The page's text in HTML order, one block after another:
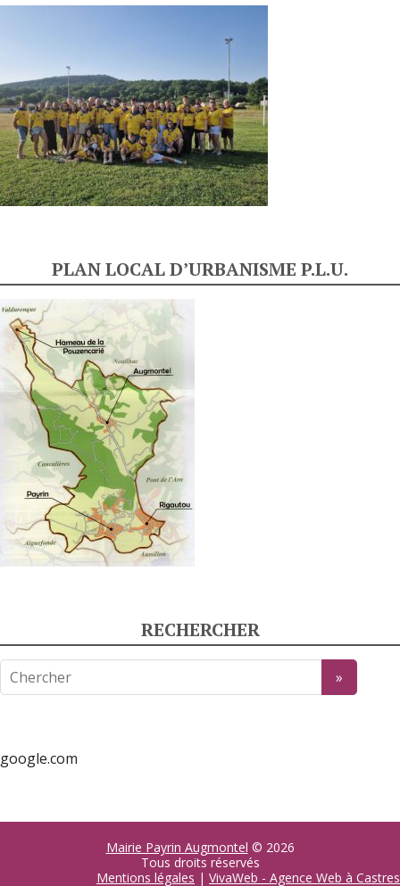
PLAN LOCAL D’URBANISME P.L.U.
RECHERCHER
google.com
Mairie Payrin Augmontel © 2026
Tous droits réservés
Mentions légales | VivaWeb - Agence Web à Castres